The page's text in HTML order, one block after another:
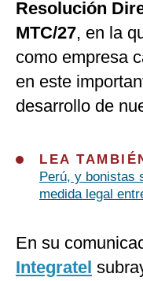
Resolución
MTC/27, en la
como empresa
en este
desarrollo de
LEA
Perú, y bonistas
medida legal
En su
Integratel